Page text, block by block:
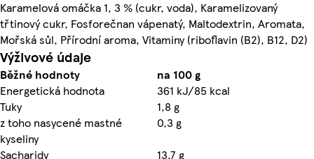
Karamelová omáčka 1, 3 % (cukr, voda), Karamelizovaný
třtinový cukr, Fosforečnan vápenatý, Maltodextrin, Aromata,
Mořská sůl, Přírodní aroma, Vitaminy (riboflavin (B2), B12, D2)
Výživové údaje
Běžné hodnoty
na 100 g
Energetická hodnota
361 kJ/85 kcal
Tuky
1,8 g
z toho nasycené mastné
kyseliny
0,3 g
Sacharidy
13,7 g